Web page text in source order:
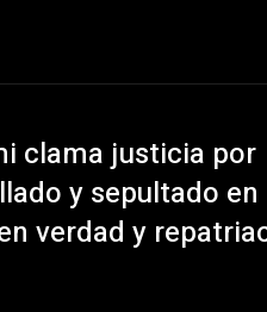
clama justicia por
y sepultado en
verdad y